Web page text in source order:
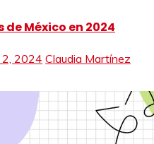
México en 2024
2, 2024 Claudia Martínez